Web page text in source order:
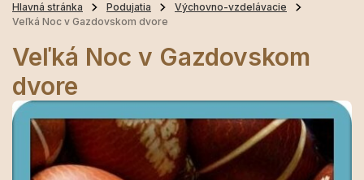
Hlavná stránka Podujatia
Výchovno-vzdelávacie
Veľká Noc v Gazdovskom dvore
Veľká Noc v Gazdovskom
dvore